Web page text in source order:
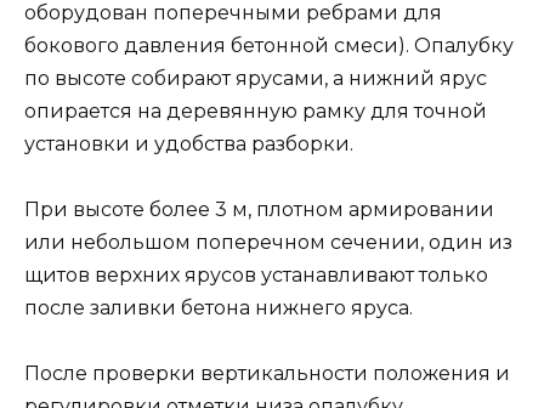
оборудован поперечными ребрами для
бокового давления бетонной смеси). Опалубку
по высоте собирают ярусами, а нижний ярус
опирается на деревянную рамку для точной
установки и удобства разборки.
При высоте более 3 м, плотном армировании
или небольшом поперечном сечении, один из
щитов верхних ярусов устанавливают только
после заливки бетона нижнего яруса.
После проверки вертикальности положения и